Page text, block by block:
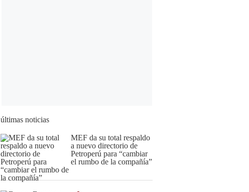
últimas noticias
MEF da su total respaldo
a nuevo directorio de
Petroperú para “cambiar
el rumbo de la compañía”